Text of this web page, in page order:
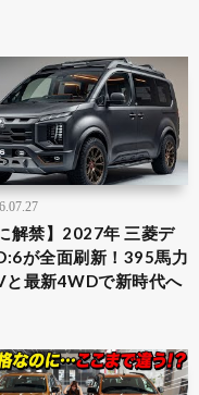
解禁】2027年 三菱デ
が全面刷新！395馬力
と最新4WDで新時代へ